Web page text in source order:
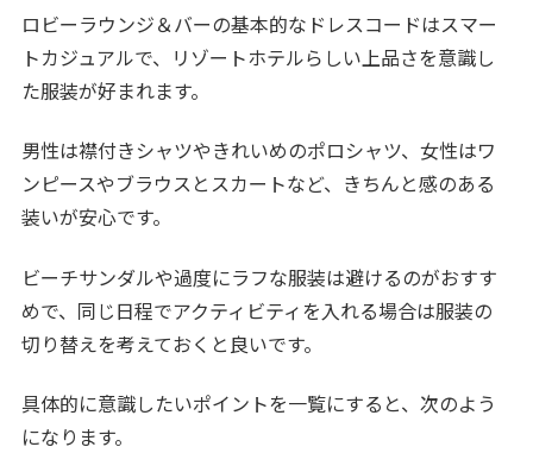
ロビーラウンジ＆バーの基本的なドレスコードはスマー
トカジュアルで、リゾートホテルらしい上品さを意識し
た服装が好まれます。
男性は襟付きシャツやきれいめのポロシャツ、女性はワ
ンピースやブラウスとスカートなど、きちんと感のある
装いが安心です。
ビーチサンダルや過度にラフな服装は避けるのがおすす
めで、同じ日程でアクティビティを入れる場合は服装の
切り替えを考えておくと良いです。
具体的に意識したいポイントを一覧にすると、次のよう
になります。